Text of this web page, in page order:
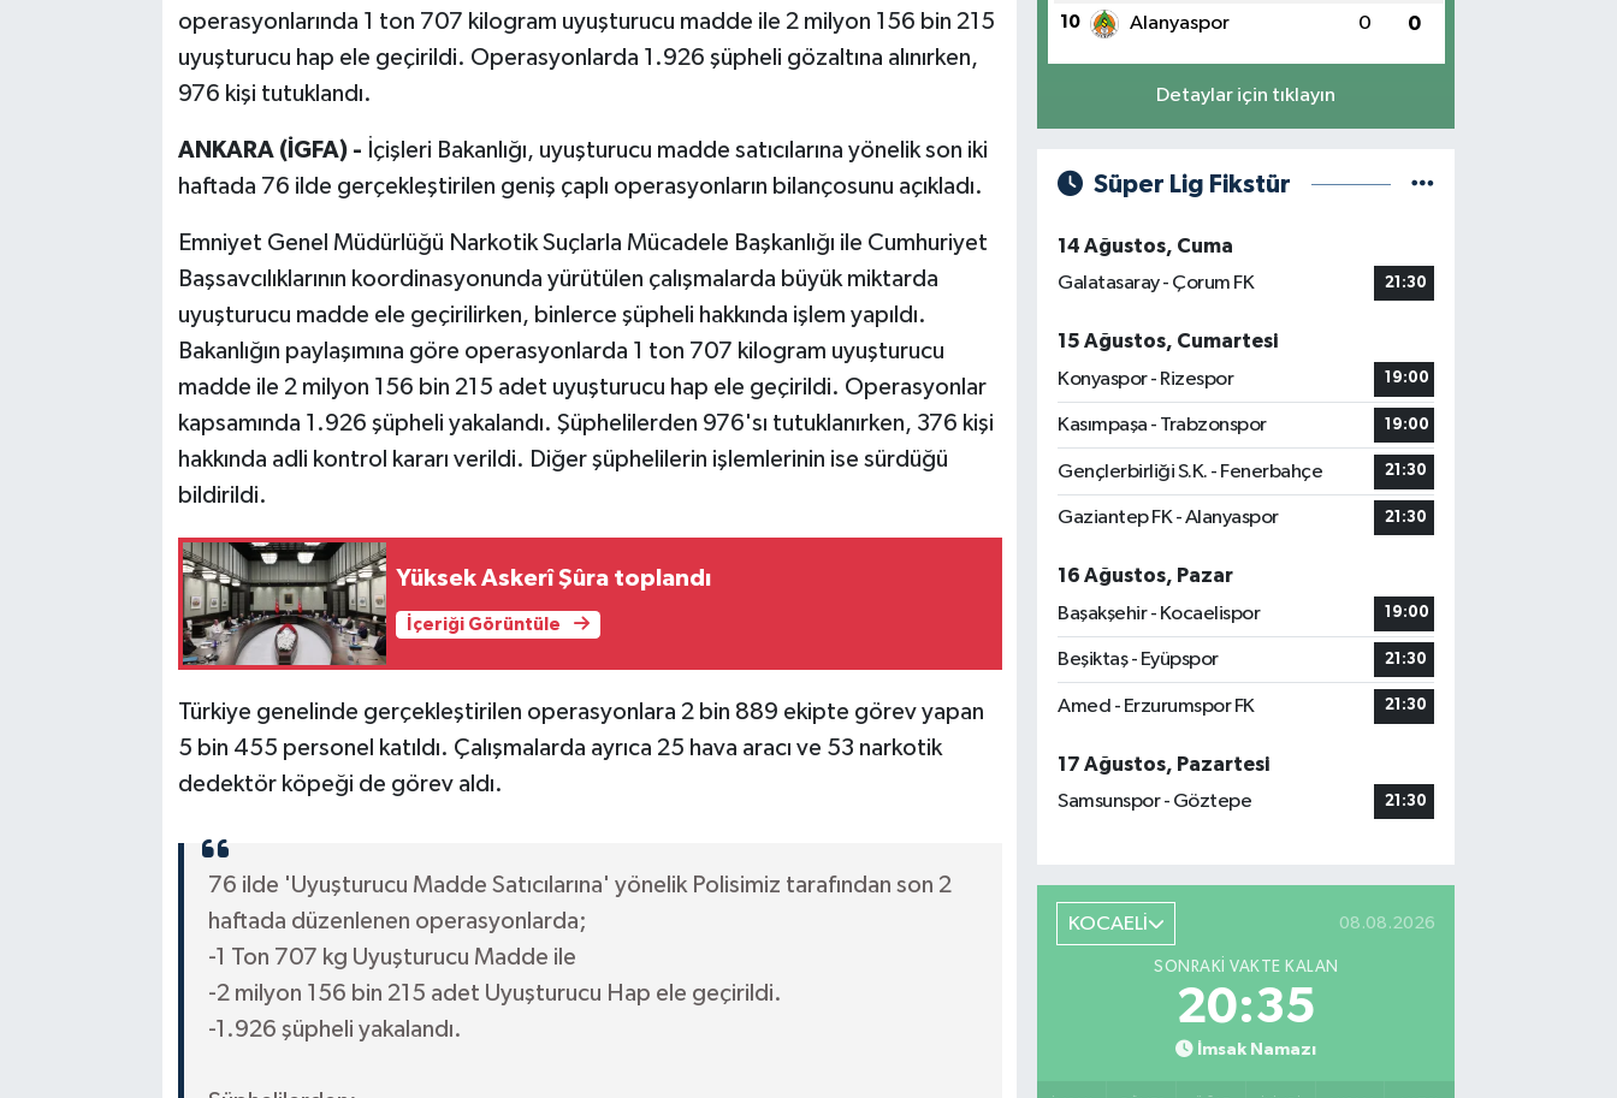
operasyonlarında 1 ton 707 kilogram uyuşturucu madde ile 2 milyon 156 bin 215
uyuşturucu hap ele geçirildi. Operasyonlarda 1.926 şüpheli gözaltına alınırken,
976 kişi tutuklandı.
ANKARA (İGFA) - İçişleri Bakanlığı, uyuşturucu madde satıcılarına yönelik son iki
haftada 76 ilde gerçekleştirilen geniş çaplı operasyonların bilançosunu açıkladı.
Emniyet Genel Müdürlüğü Narkotik Suçlarla Mücadele Başkanlığı ile Cumhuriyet
Başsavcılıklarının koordinasyonunda yürütülen çalışmalarda büyük miktarda
uyuşturucu madde ele geçirilirken, binlerce şüpheli hakkında işlem yapıldı.
Bakanlığın paylaşımına göre operasyonlarda 1 ton 707 kilogram uyuşturucu
madde ile 2 milyon 156 bin 215 adet uyuşturucu hap ele geçirildi. Operasyonlar
kapsamında 1.926 şüpheli yakalandı. Şüphelilerden 976'sı tutuklanırken, 376 kişi
hakkında adli kontrol kararı verildi. Diğer şüphelilerin işlemlerinin ise sürdüğü
bildirildi.
Yüksek Askerî Şûra toplandı
İçeriği Görüntüle
Türkiye genelinde gerçekleştirilen operasyonlara 2 bin 889 ekipte görev yapan
5 bin 455 personel katıldı. Çalışmalarda ayrıca 25 hava aracı ve 53 narkotik
dedektör köpeği de görev aldı.
76 ilde 'Uyuşturucu Madde Satıcılarına' yönelik Polisimiz tarafından son 2
haftada düzenlenen operasyonlarda;
-1 Ton 707 kg Uyuşturucu Madde ile
-2 milyon 156 bin 215 adet Uyuşturucu Hap ele geçirildi.
-1.926 şüpheli yakalandı.
10 Alanyaspor 0 0
Detaylar için tıklayın
Süper Lig Fikstür
14 Ağustos, Cuma
Galatasaray - Çorum FK
21:30
15 Ağustos, Cumartesi
Konyaspor - Rizespor
19:00
Kasımpaşa - Trabzonspor 19:00
Gençlerbirliği S.K. - Fenerbahçe 21:30
Gaziantep FK - Alanyaspor 21:30
16 Ağustos, Pazar
Başakşehir - Kocaelispor
19:00
Beşiktaş - Eyüpspor 21:30
Amed - Erzurumspor FK 21:30
17 Ağustos, Pazartesi
Samsunspor - Göztepe
21:30
KOCAELİ 08.08.2026
SONRAKI VAKTE KALAN
20:34
İmsak Namazı